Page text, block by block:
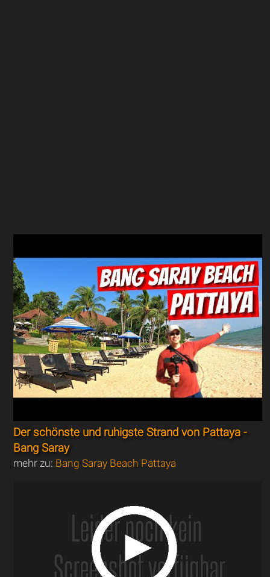
Der schönste und ruhigste Strand von Pattaya -
Bang Saray
mehr zu: Bang Saray Beach Pattaya